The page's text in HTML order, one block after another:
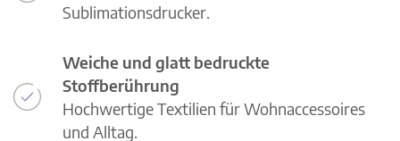
Sublimationsdrucker.
Weiche und glatt bedruckte
Stoffberührung
Hochwertige Textilien für Wohnaccessoires
und Alltag.